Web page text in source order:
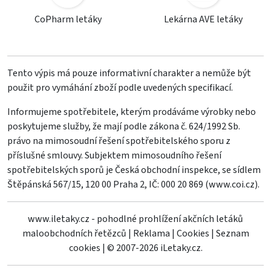
CoPharm letáky Lekárna AVE letáky
Tento výpis má pouze informativní charakter a nemůže být
použit pro vymáhání zboží podle uvedených specifikací.
Informujeme spotřebitele, kterým prodáváme výrobky nebo
poskytujeme služby, že mají podle zákona č. 624/1992 Sb.
právo na mimosoudní řešení spotřebitelského sporu z
příslušné smlouvy. Subjektem mimosoudního řešení
spotřebitelských sporů je Česká obchodní inspekce, se sídlem
Štěpánská 567/15, 120 00 Praha 2, IČ: 000 20 869 (www.coi.cz).
www.iletaky.cz - pohodlné prohlížení akčních letáků
maloobchodních řetězců | Reklama | Cookies | Seznam
cookies | © 2007-2026 iLetaky.cz.